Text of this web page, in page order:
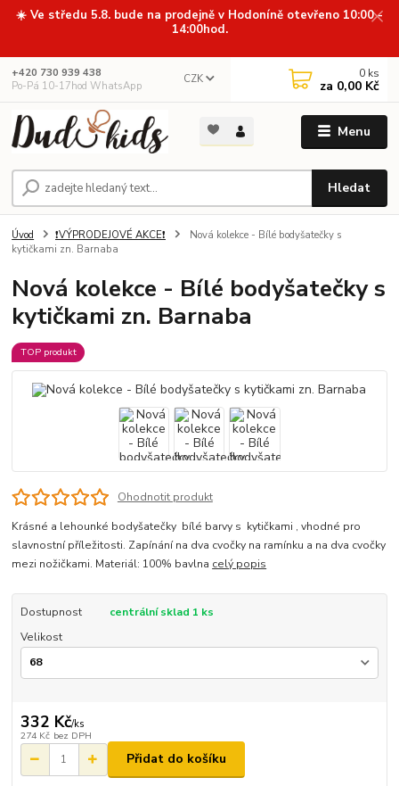
☀️ Ve středu 5.8. bude na prodejně v Hodoníně otevřeno 10:00 -
14:00hod.
Menu
CZK
Hledat
+420 730 939 438
Po-Pá 10-17hod WhatsApp
0 ks
za 0,00 Kč
Úvod ❗VÝPRODEJOVÉ AKCE❗
Nová kolekce - Bílé bodyšatečky s
kytičkami zn. Barnaba
Nová kolekce - Bílé bodyšatečky s
kytičkami zn. Barnaba
TOP produkt
Ohodnotit produkt
Krásné a lehounké bodyšatečky bílé barvy s kytičkami , vhodné pro
slavnostní příležitosti. Zapínání na dva cvočky na ramínku a na dva cvočky
mezi nožičkami. Materiál: 100% bavlna celý popis
Dostupnost
centrální sklad 1 ks
Velikost
332 Kč/ks
274 Kč bez DPH
Přidat do košíku